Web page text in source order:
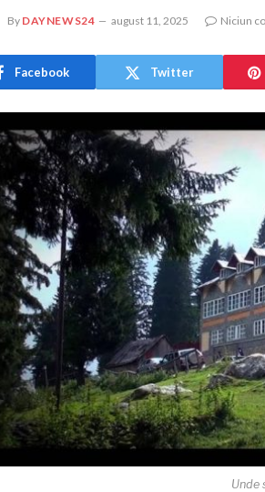
By DAYNEWS24 august 11, 2025 Niciun
Facebook Twitter
Unde